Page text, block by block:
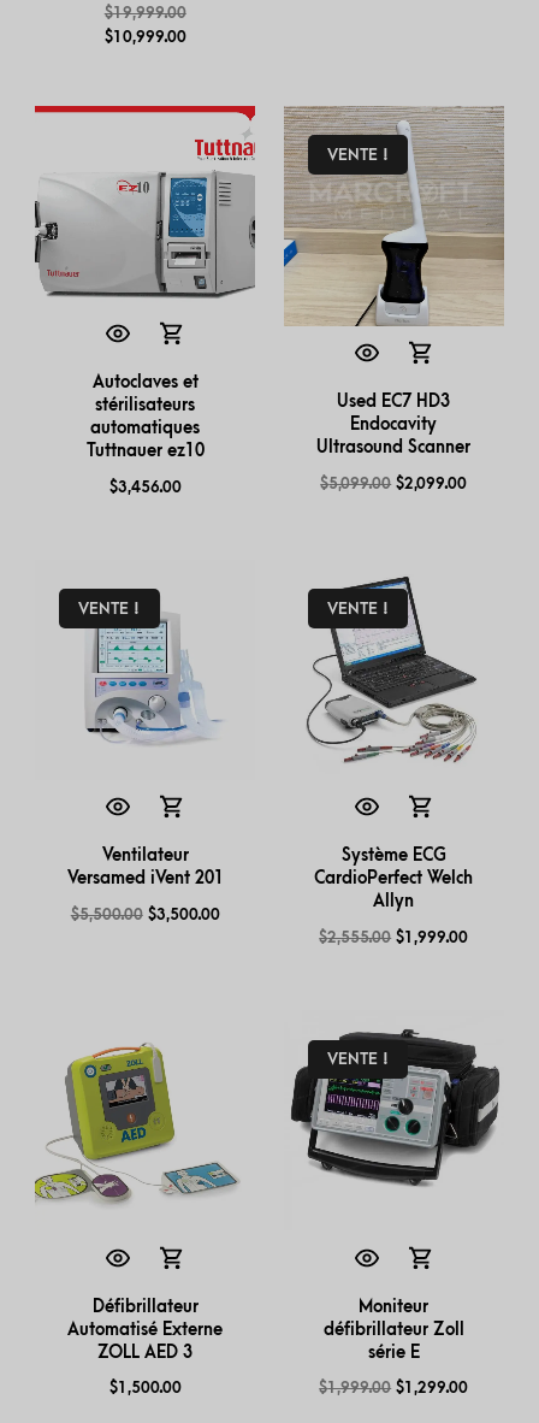
$19,999.00
$10,999.00
Autoclaves et
stérilisateurs
automatiques
Tuttnauer ez10
$3,456.00
VENTE !
Used EC7 HD3
Endocavity
Ultrasound Scanner
$5,099.00 $2,099.00
VENTE !
Ventilateur
Versamed iVent 201
$5,500.00 $3,500.00
VENTE !
Système ECG
CardioPerfect Welch
Allyn
$2,555.00 $1,999.00
Défibrillateur
Automatisé Externe
ZOLL AED 3
$1,500.00
VENTE !
Moniteur
défibrillateur Zoll
série E
$1,999.00 $1,299.00